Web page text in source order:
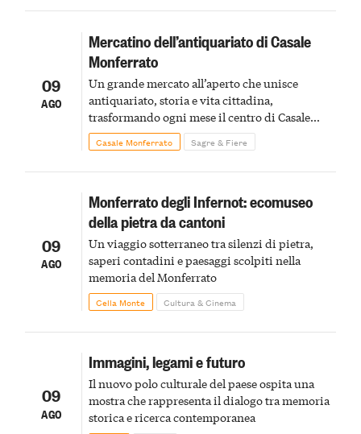
09
AGO
Mercatino dell’antiquariato di Casale
Monferrato
Un grande mercato all’aperto che unisce
antiquariato, storia e vita cittadina,
trasformando ogni mese il centro di Casale
Monferrato in un luogo di scoperta e racconto
Casale Monferrato Sagre & Fiere
09
AGO
Monferrato degli Infernot: ecomuseo
della pietra da cantoni
Un viaggio sotterraneo tra silenzi di pietra,
saperi contadini e paesaggi scolpiti nella
memoria del Monferrato
Cella Monte Cultura & Cinema
09
AGO
Immagini, legami e futuro
Il nuovo polo culturale del paese ospita una
mostra che rappresenta il dialogo tra memoria
storica e ricerca contemporanea